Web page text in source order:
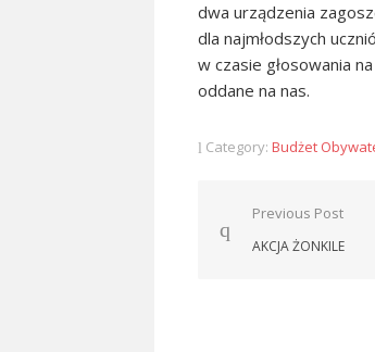
dwa urządzenia
dla najmłodszych
w czasie głosowania
oddane na nas.
Category: Budżet
Nawigacja
wpisu
Previous Post
AKCJA ŻONKILE